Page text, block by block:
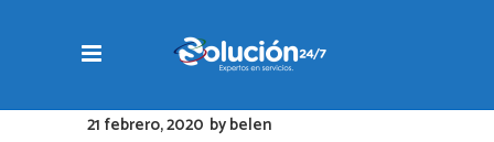
21 febrero, 2020 bybelen